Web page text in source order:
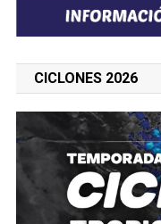
CICLONES 2026